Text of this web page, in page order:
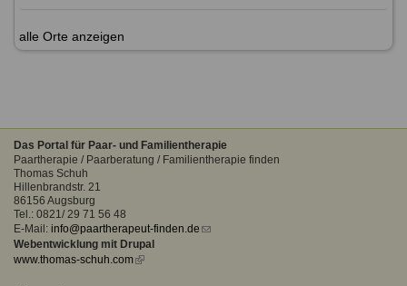
alle Orte anzeigen
Das Portal für Paar- und Familientherapie
Paartherapie / Paarberatung / Familientherapie finden
Thomas Schuh
Hillenbrandstr. 21
86156 Augsburg
Tel.: 0821/ 29 71 56 48
E-Mail: info@paartherapeut-finden.de (link
Webentwicklung mit Drupal
www.thomas-schuh.com(link